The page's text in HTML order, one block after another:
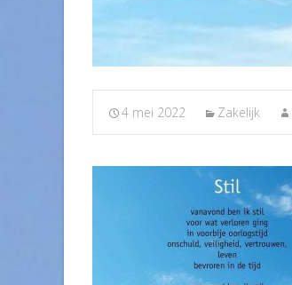
4 mei 2022 Zakelijk